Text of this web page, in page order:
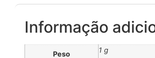
Informação
Peso 1 g